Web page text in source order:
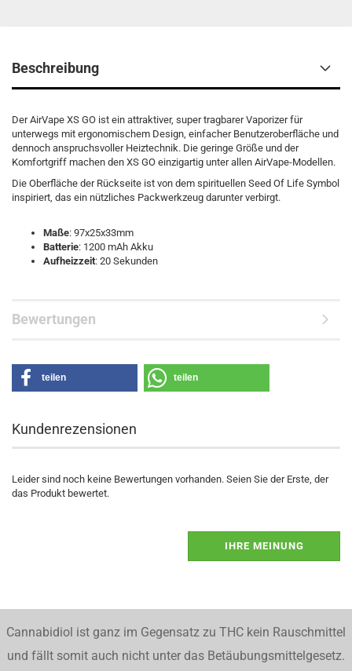
Beschreibung
Der AirVape XS GO ist ein attraktiver, super tragbarer Vaporizer für
unterwegs mit ergonomischem Design, einfacher Benutzeroberfläche und
dennoch anspruchsvoller Heiztechnik. Die geringe Größe und der
Komfortgriff machen den XS GO einzigartig unter allen AirVape-Modellen.
Die Oberfläche der Rückseite ist von dem spirituellen Seed Of Life Symbol
inspiriert, das ein nützliches Packwerkzeug darunter verbirgt.
Maße: 97x25x33mm
Batterie: 1200 mAh Akku
Aufheizzeit: 20 Sekunden
Bewertungen
teilen teilen
Kundenrezensionen
Leider sind noch keine Bewertungen vorhanden. Seien Sie der Erste, der
das Produkt bewertet.
IHRE MEINUNG
Cannabidiol ist ganz im Gegensatz zu THC kein Rauschmittel
und fällt somit auch nicht unter das Betäubungsmittelgesetz.